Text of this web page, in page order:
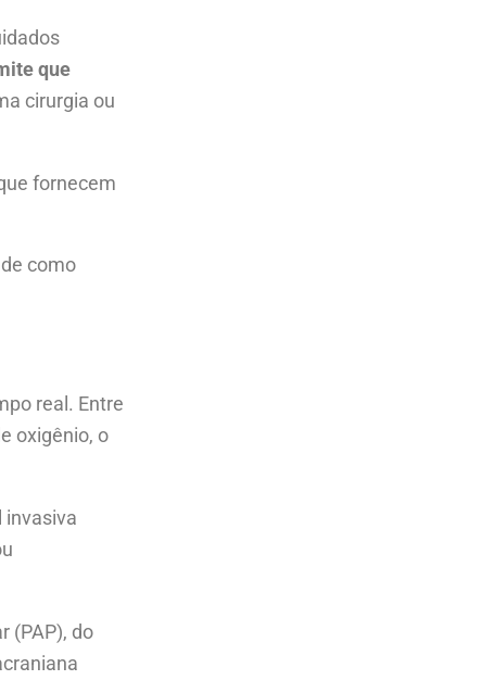
que
cirurgia ou
fornecem
como
real. Entre
oxigênio, o
invasiva
(PAP), do